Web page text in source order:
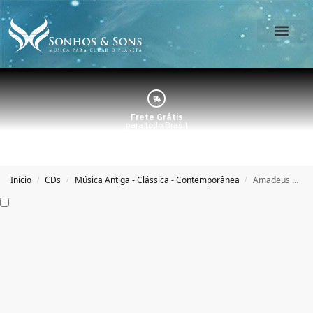
Frete Grátis
para todo Brasil
Início / CDs / Música Antiga - Clássica - Contemporânea / Amadeus ao Vivo – Trio Amadeus